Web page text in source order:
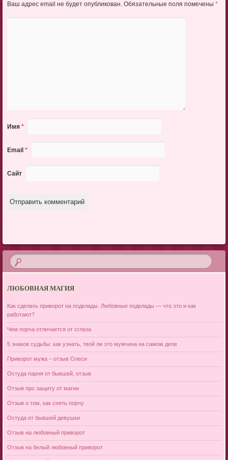
Ваш адрес email не будет опубликован. Обязательные поля помечены *
Имя *
Email *
Сайт
ЛЮБОВНАЯ МАГИЯ
Как сделать приворот на подклады. Любовные подклады — что это и как
работают?
Чем порча отличается от сглаза
5 знаков судьбы: как узнать, твой ли это мужчина на самом деле
Приворот мужа – отзыв Олеси
Остуда парня от бывшей, отзыв
Отзыв про защиту от магии
Отзыв о том, как снять порчу
Остуда от бывшей девушки
Отзыв на любовный приворот
Отзыв на белый любовный приворот